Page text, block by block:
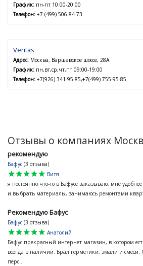
График: пн-пт 10:00-20:00
Телефон: +7 (499) 506-84-73
Veritas
Адрес: Москва, Варшавское шоссе, 28А
График: пн,вт,ср,чт,пт 09:00-19:00
Телефон: +7(926) 341-95-85,+7(499) 755-95-85
Отзывы о компаниях
рекомендую
Бафус (3 отзыва)
star
star
star
star
star
Витя
я постоянно что-то в Бафусе заказываю, мне
и выбрать материалы, занимаюсь ремонтами
Рекомендую Бафус
Бафус (3 отзыва)
star
star
star
star
star
Анатолий
Бафус прекрасный интернет магазин, в котором
всегда в наличии. Брал герметики, эмали и смеси.
перс...